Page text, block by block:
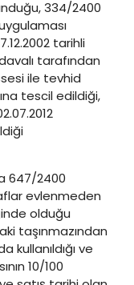
334/2400
tarihli
tarafından
ile tevhid
tescil edildiği,
647/2400
evlenmeden
olduğu
taşınmazından
kullanıldığı ve
10/100